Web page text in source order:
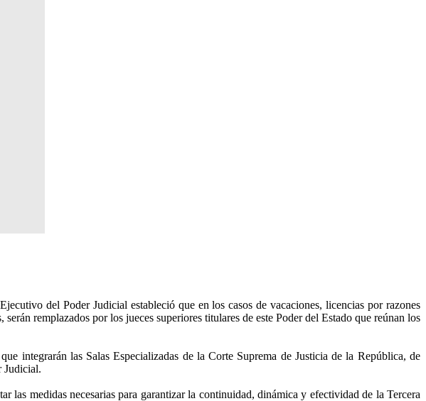
del Poder Judicial estableció que en los casos de vacaciones, licencias por razones
remplazados por los jueces superiores titulares de este Poder del Estado que reúnan los
integrarán las Salas Especializadas de la Corte Suprema de Justicia de la República, de
Judicial.
las medidas necesarias para garantizar la continuidad, dinámica y efectividad de la Tercera